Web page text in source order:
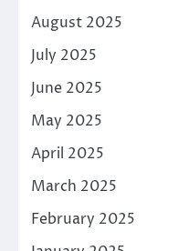
August 2025
July 2025
June 2025
May 2025
April 2025
March 2025
February 2025